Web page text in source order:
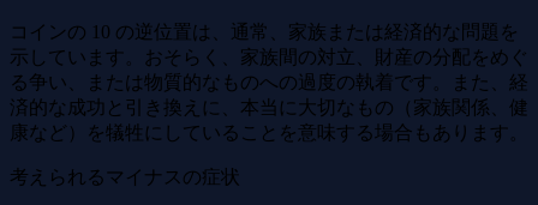
コインの 10 の逆位置は、通常、家族または経済的な問題を
示しています。おそらく、家族間の対立、財産の分配をめぐ
る争い、または物質的なものへの過度の執着です。また、経
済的な成功と引き換えに、本当に大切なもの（家族関係、健
康など）を犠牲にしていることを意味する場合もあります。
考えられるマイナスの症状